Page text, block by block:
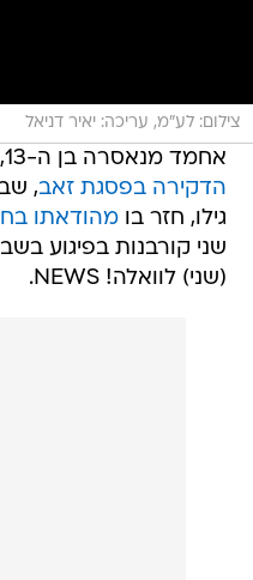
צילום: לע"מ, עריכה: יאיר דניאל
אחמד מנאסרה בן ה-13, החשוד בביצע
הדקירה בפסגת זאב
גילו, חזר בומהודאתו
שני קורבנות בפיגוע
(שני) לוואלה! NEWS.